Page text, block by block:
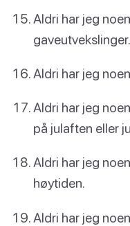
Aldri har jeg
gaveutvekslinger.
Aldri har jeg
Aldri har jeg
på julaften eller
Aldri har jeg
høytiden.
Aldri har jeg